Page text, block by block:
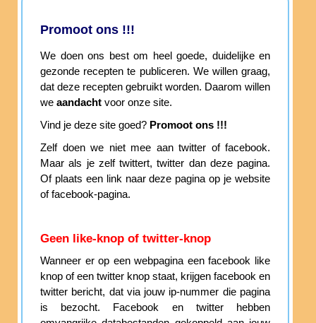
Promoot ons !!!
We doen ons best om heel goede, duidelijke en
gezonde recepten te publiceren. We willen graag,
dat deze recepten gebruikt worden. Daarom willen
we aandacht voor onze site.
Vind je deze site goed? Promoot ons !!!
Zelf doen we niet mee aan twitter of facebook.
Maar als je zelf twittert, twitter dan deze pagina.
Of plaats een link naar deze pagina op je website
of facebook-pagina.
Geen like-knop of twitter-knop
Wanneer er op een webpagina een facebook like
knop of een twitter knop staat, krijgen facebook en
twitter bericht, dat via jouw ip-nummer die pagina
is bezocht. Facebook en twitter hebben